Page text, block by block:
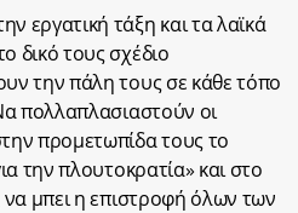
εργατική τάξη και τα λαϊκά
δικό τους σχέδιο
την πάλη τους σε κάθε τόπο
πολλαπλασιαστούν οι
προμετωπίδα τους το
την πλουτοκρατία» και στο
να μπει η επιστροφή όλων των